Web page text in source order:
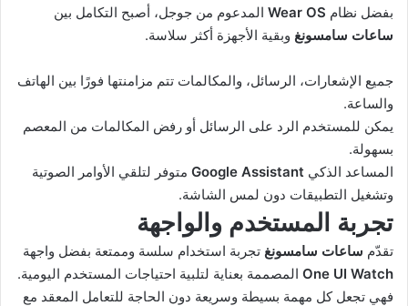
بفضل نظام Wear OS المدعوم من جوجل، أصبح التكامل بين
ساعات سامسونغ وبقية الأجهزة أكثر سلاسة.
جميع الإشعارات، الرسائل، والمكالمات تتم مزامنتها فورًا بين الهاتف
والساعة.
يمكن للمستخدم الرد على الرسائل أو رفض المكالمات من المعصم
بسهولة.
المساعد الذكي Google Assistant متوفر لتلقي الأوامر الصوتية
وتشغيل التطبيقات دون لمس الشاشة.
تجربة المستخدم والواجهة
تقدّم ساعات سامسونغ تجربة استخدام سلسة وممتعة بفضل واجهة
One UI Watch المصممة بعناية لتلبية احتياجات المستخدم اليومية.
فهي تجعل كل مهمة بسيطة وسريعة دون الحاجة للتعامل المعقد مع